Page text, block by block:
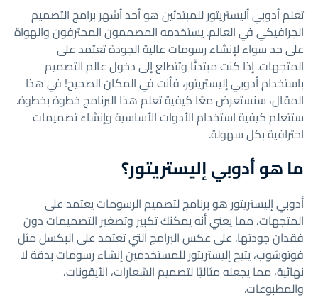
تعلم أدوبي أليستريتور للمبتدئين هو أحد أشهر برامج التصميم
الجرافيكي في العالم. يستخدمه المصممون المحترفون والهواة
على حد سواء لإنشاء رسومات عالية الجودة تعتمد على
المتجهات. إذا كنت مبتدئًا وتتطلع إلى دخول عالم التصميم
باستخدام أدوبي إليستريتور، فأنت في المكان الصحيح! في هذا
المقال، سنستعرض معًا كيفية تعلم هذا البرنامج خطوة بخطوة.
ستتعلم كيفية استخدام الأدوات الأساسية وإنشاء تصميمات
احترافية بكل سهولة.
ما هو أدوبي إليستريتور؟
أدوبي إليستريتور هو برنامج لتصميم الرسومات يعتمد على
المتجهات، مما يعني أنه يمكنك تكبير وتصغير التصميمات دون
فقدان جودتها. على عكس البرامج التي تعتمد على البكسل مثل
فوتوشوب، يتيح إليستريتور للمستخدمين إنشاء رسومات بدقة لا
نهائية، مما يجعله مثاليًا لتصميم الشعارات، الأيقونات،
والمطبوعات.